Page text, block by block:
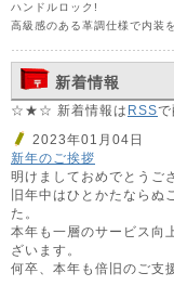
ハンドルロック!
高級感のある革調仕様で内装
新着情報
☆★☆ 新着情報は RSS
2023年01月04日
新年のご挨拶
明けましておめでとうご
旧年中はひとかたならぬ
た。
本年も一層のサービス向
ざいます。
何卒、本年も倍旧のご支